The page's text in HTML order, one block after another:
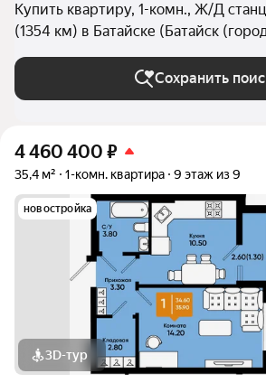
Купить квартиру, 1-комн., Ж/Д
(1354 км) в Батайске (Батайск
Сохранить
4 460 400 ₽
35,4 м² 1-комн. квартира 9 этаж из 9
новостройка
3D-тур